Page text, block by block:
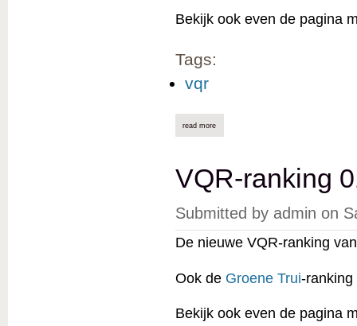
Bekijk ook even de pagina
Tags:
vqr
read more
VQR-ranking
Submitted by admin on
De nieuwe VQR-ranking
Ook de Groene Trui-
Bekijk ook even de pagina